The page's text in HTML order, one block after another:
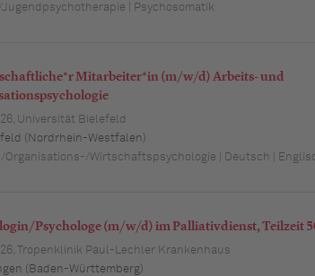
| Psychosomatik
Mitarbeiter*in (m/w/d) Arbeits- und
Universität Bielefeld
(Nordrhein-Westfalen)
Organisations-/Wirtschaftspsychologie | Deutsch |
Psychologe (m/w/d) im Palliativdienst, Teilzeit
Tropenklinik Paul-Lechler Krankenhaus
(Baden-Württemberg)